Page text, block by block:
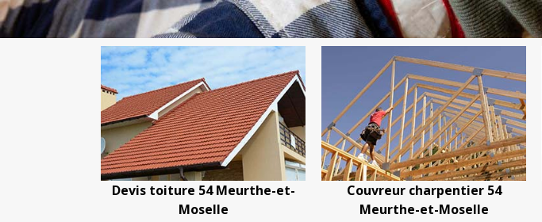
54 Meurthe-et-
Couvreur charpentier 54
Meurthe-et-Moselle
Installateur de velux
Meurthe-et-